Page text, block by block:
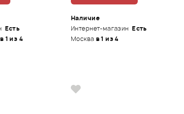
Есть
в 1 из 4
Наличие
Интернет-магазин Есть
Москва в 1 из 4